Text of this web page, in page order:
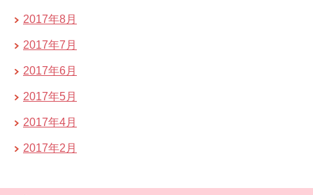
2017年8月
2017年7月
2017年6月
2017年5月
2017年4月
2017年2月